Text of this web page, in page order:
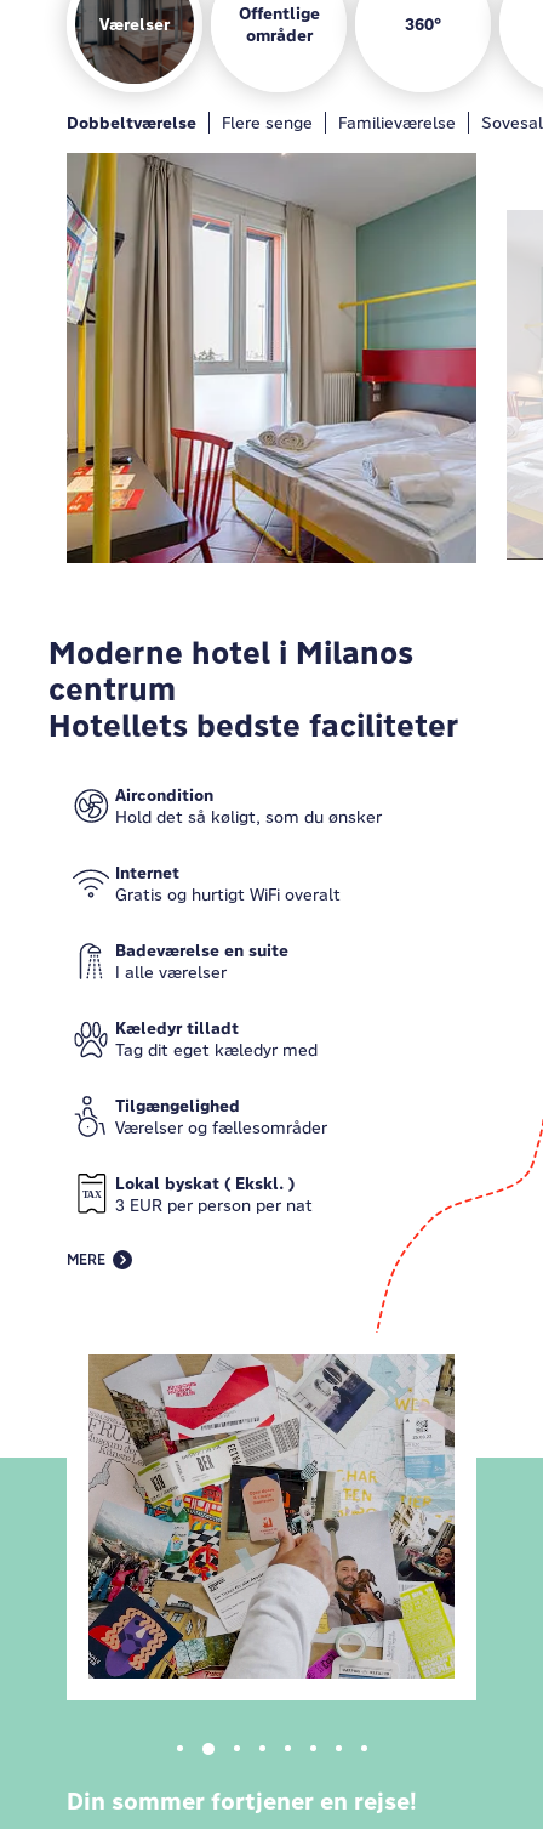
Værelser
Offentlige
områder
360°
Dobbeltværelse Flere senge Familieværelse Sovesal
Generelt Hotelbar Legeområde Gæstekøkken
Værelser Hotelbar Legeområde Lounge
For at se Google Maps skal du ændre dine
privatlivsindstillinger
ÆNDRE
Moderne hotel i Milanos
centrum
Hotellets bedste faciliteter
Aircondition
Hold det så køligt, som du ønsker
Internet
Gratis og hurtigt WiFi overalt
Badeværelse en suite
I alle værelser
Kæledyr tilladt
Tag dit eget kæledyr med
Tilgængelighed
Værelser og fællesområder
Lokal byskat ( Ekskl. )
3 EUR per person per nat
MERE
Din sommer fortjener en rejse!